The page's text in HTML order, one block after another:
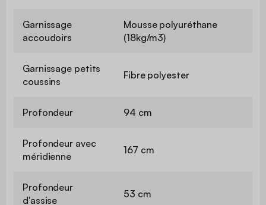
Garnissage
accoudoirs
Mousse polyuréthane
(18kg/m3)
Garnissage petits
coussins
Fibre polyester
Profondeur 94 cm
Profondeur avec
méridienne
167 cm
Profondeur
d'assise
53 cm